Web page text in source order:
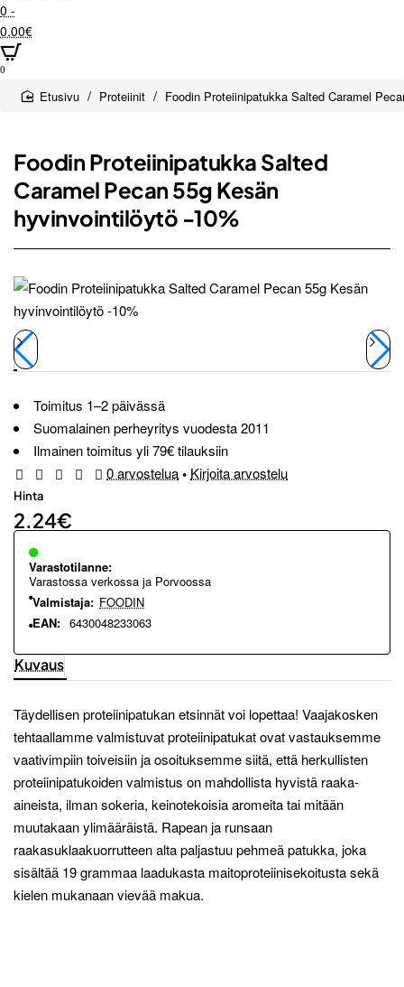
0 -
0.00€
0
homeProteiinit Foodin Proteiinipatukka Salted Caramel
Foodin Proteiinipatukka Salted
Caramel Pecan 55g Kesän
hyvinvointilöytö -10%
Toimitus 1–2 päivässä
Suomalainen perheyritys vuodesta 2011
Ilmainen toimitus yli 79€ tilauksiin
0 arvostelua• Kirjoita arvostelu
Hinta
2.24€
Varastotilanne:
Varastossa verkossa ja Porvoossa
Valmistaja: FOODIN
EAN: 6430048233063
Kuvaus
Täydellisen proteiinipatukan etsinnät voi lopettaa! Vaajakosken
tehtaallamme valmistuvat proteiinipatukat ovat vastauksemme
vaativimpiin toiveisiin ja osoituksemme siitä, että herkullisten
proteiinipatukoiden valmistus on mahdollista hyvistä raaka-
aineista, ilman sokeria, keinotekoisia aromeita tai mitään
muutakaan ylimääräistä. Rapean ja runsaan
raakasuklaakuorrutteen alta paljastuu pehmeä patukka, joka
sisältää 19 grammaa laadukasta maitoproteiinisekoitusta sekä
kielen mukanaan vievää makua.